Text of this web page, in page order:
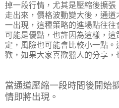
掉一段行情，尤其是壓縮後擴
走出來，價格波動變大後，通
一出現，這種策略的進場點往
可能是優點，也許因為這樣，
定，風險也可能會比較小一點
歡，如果大家喜歡獵人的分享，
當通道壓縮一段時間後開始
情即將出現。